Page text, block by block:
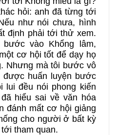
hỏi: anh đã từng tới
như nói chưa, hình
định phải tới thử xem.
vào Khổng lâm,
cơ hội tốt để dạy họ
Nhưng mà tôi bước vô
huấn luyện bước
lui đều nói phong kiến
hiểu sai về văn hóa
đánh mất cơ hội giảng
cho người ở bất kỳ
tham quan.